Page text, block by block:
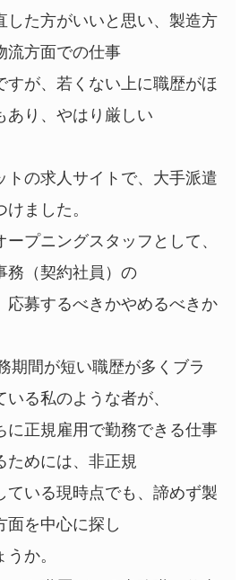
した方がいいと思い、製造方
流方面での仕事
すが、若くない上に職歴がほ
あり、やはり厳しい
トの求人サイトで、大手派遣
ました。
プニングスタッフとして、
務（契約社員）の
応募するべきかやめるべきか
期間が短い職歴が多くブラ
る私のような者が、
に正規雇用で勤務できる仕事
ためには、非正規
ている現時点でも、諦めず製
面を中心に探し
か。